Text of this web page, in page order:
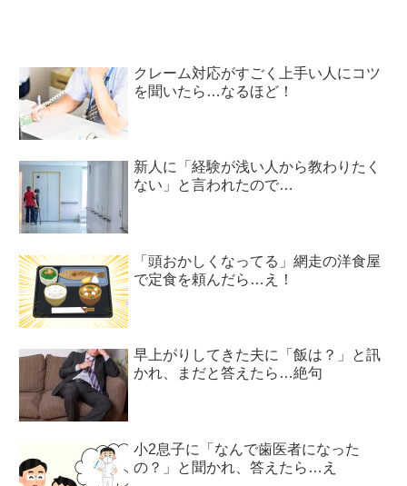
クレーム対応がすごく上手い人にコツ
を聞いたら…なるほど！
新人に「経験が浅い人から教わりたく
ない」と言われたので…
「頭おかしくなってる」網走の洋食屋
で定食を頼んだら…え！
早上がりしてきた夫に「飯は？」と訊
かれ、まだと答えたら…絶句
小2息子に「なんで歯医者になった
の？」と聞かれ、答えたら…え